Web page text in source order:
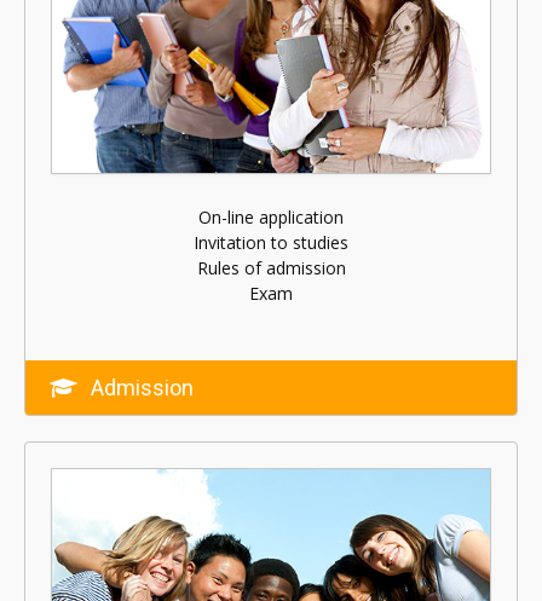
On-line application
Invitation to studies
Rules of admission
Exam
Admission